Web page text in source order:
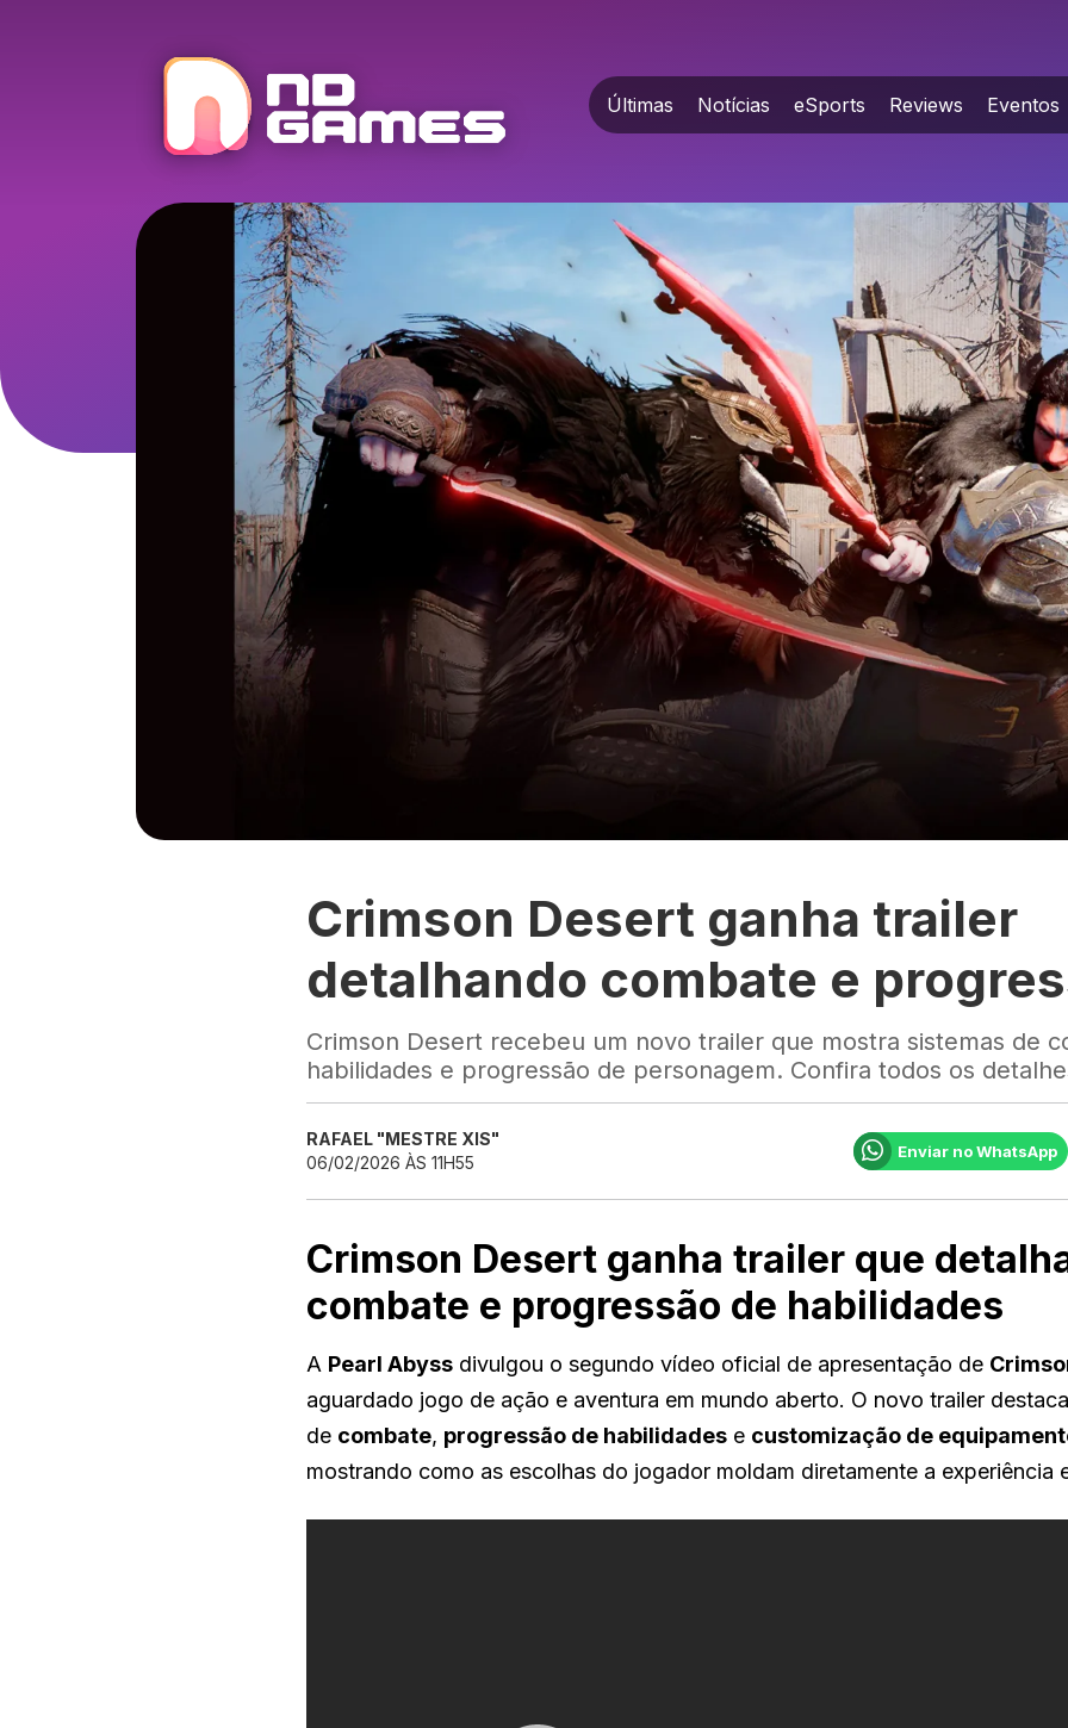
Últimas Notícias eSports Reviews Eventos
Crimson Desert ganha trailer
detalhando combate e
Crimson Desert recebeu um novo trailer que mostra sistemas de
habilidades e progressão de personagem. Confira todos os
RAFAEL "MESTRE XIS"
06/02/2026 ÀS 11H55
Enviar no WhatsApp
Crimson Desert ganha trailer que
combate e progressão de habilidades
A Pearl Abyssdivulgou o segundo vídeo oficial de apresentação de
aguardado jogo de ação e aventura em mundo aberto. O novo trailer
de combate, progressão de habilidadese customização de
mostrando como as escolhas do jogador moldam diretamente a experiência